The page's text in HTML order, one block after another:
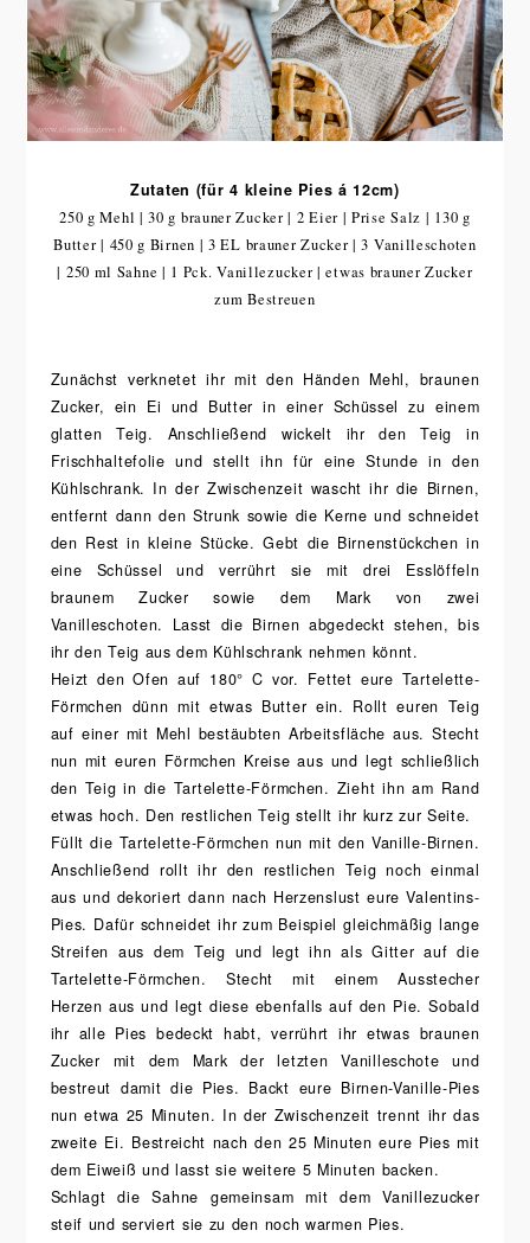
Zutaten (für 4 kleine Pies á 12cm)
250 g Mehl | 30 g brauner Zucker | 2 Eier | Prise Salz | 130 g
Butter | 450 g Birnen | 3 EL brauner Zucker | 3 Vanilleschoten
| 250 ml Sahne | 1 Pck. Vanillezucker | etwas brauner Zucker
zum Bestreuen
Zunächst verknetet ihr mit den Händen Mehl, braunen
Zucker, ein Ei und Butter in einer Schüssel zu einem
glatten Teig. Anschließend wickelt ihr den Teig in
Frischhaltefolie und stellt ihn für eine Stunde in den
Kühlschrank. In der Zwischenzeit wascht ihr die Birnen,
entfernt dann den Strunk sowie die Kerne und schneidet
den Rest in kleine Stücke. Gebt die Birnenstückchen in
eine Schüssel und verrührt sie mit drei Esslöffeln
braunem Zucker sowie dem Mark von zwei
Vanilleschoten. Lasst die Birnen abgedeckt stehen, bis
ihr den Teig aus dem Kühlschrank nehmen könnt.
Heizt den Ofen auf 180° C vor. Fettet eure Tartelette-
Förmchen dünn mit etwas Butter ein. Rollt euren Teig
auf einer mit Mehl bestäubten Arbeitsfläche aus. Stecht
nun mit euren Förmchen Kreise aus und legt schließlich
den Teig in die Tartelette-Förmchen. Zieht ihn am Rand
etwas hoch. Den restlichen Teig stellt ihr kurz zur Seite.
Füllt die Tartelette-Förmchen nun mit den Vanille-Birnen.
Anschließend rollt ihr den restlichen Teig noch einmal
aus und dekoriert dann nach Herzenslust eure Valentins-
Pies. Dafür schneidet ihr zum Beispiel gleichmäßig lange
Streifen aus dem Teig und legt ihn als Gitter auf die
Tartelette-Förmchen. Stecht mit einem Ausstecher
Herzen aus und legt diese ebenfalls auf den Pie. Sobald
ihr alle Pies bedeckt habt, verrührt ihr etwas braunen
Zucker mit dem Mark der letzten Vanilleschote und
bestreut damit die Pies. Backt eure Birnen-Vanille-Pies
nun etwa 25 Minuten. In der Zwischenzeit trennt ihr das
zweite Ei. Bestreicht nach den 25 Minuten eure Pies mit
dem Eiweiß und lasst sie weitere 5 Minuten backen.
Schlagt die Sahne gemeinsam mit dem Vanillezucker
steif und serviert sie zu den noch warmen Pies.